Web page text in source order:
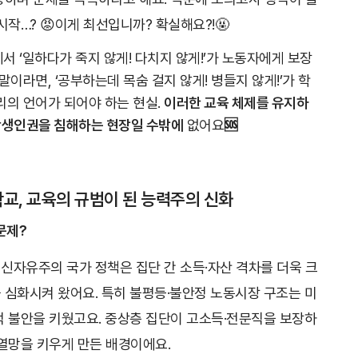
작…? 😡이게 최선입니까? 확실해요?!🤬
‘일하다가 죽지 않게! 다치지 않게!’가 노동자에게 보장
이라면, ‘공부하는데 목숨 걸지 않게! 병들지 않게!’가 학
의 언어가 되어야 하는 현실. 이러한 교육 체제를 유지하
인권을 침해하는 현장일 수밖에 없어요🆘
, 교육의 규범이 된 능력주의 신화
제?
자유주의 국가 정책은 집단 간 소득·자산 격차를 더욱 크
화시켜 왔어요. 특히 불평등·불안정 노동시장 구조는 미
불안을 키웠고요. 중상층 집단이 고소득·전문직을 보장하
망을 키우게 만든 배경이에요.